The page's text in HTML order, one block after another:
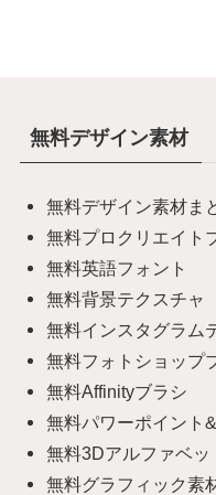
無料デザイン素材
無料デザイン素材ま
無料プロクリエイト
無料英語フォント
無料背景テクスチャ
無料インスタグラム
無料フォトショップ
無料Affinityブラシ
無料パワーポイント
無料3Dアルファベッ
無料グラフィック素